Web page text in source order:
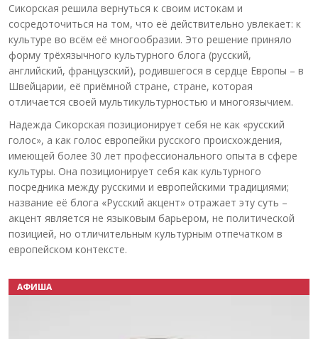
Сикорская решила вернуться к своим истокам и
сосредоточиться на том, что её действительно увлекает: к
культуре во всём её многообразии. Это решение приняло
форму трёхязычного культурного блога (русский,
английский, французский), родившегося в сердце Европы – в
Швейцарии, её приёмной стране, стране, которая
отличается своей мультикультурностью и многоязычием.
Надежда Сикорская позиционирует себя не как «русский
голос», а как голос европейки русского происхождения,
имеющей более 30 лет профессионального опыта в сфере
культуры. Она позиционирует себя как культурного
посредника между русскими и европейскими традициями;
название её блога «Русский акцент» отражает эту суть –
акцент является не языковым барьером, не политической
позицией, но отличительным культурным отпечатком в
европейском контексте.
АФИША